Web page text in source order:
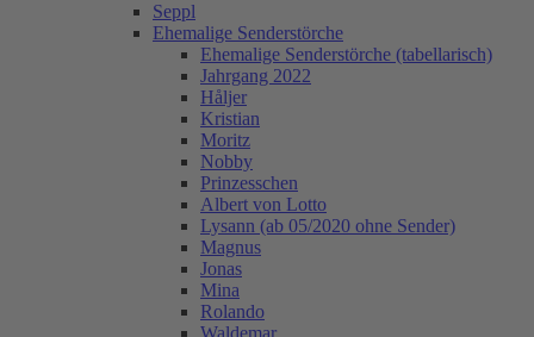
Seppl
Ehemalige Senderstörche
Ehemalige Senderstörche (tabellarisch)
Jahrgang 2022
Håljer
Kristian
Moritz
Nobby
Prinzesschen
Albert von Lotto
Lysann (ab 05/2020 ohne Sender)
Magnus
Jonas
Mina
Rolando
Waldemar